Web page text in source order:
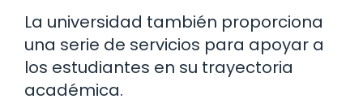
La universidad también proporciona
una serie de servicios para apoyar a
los estudiantes en su trayectoria
académica.